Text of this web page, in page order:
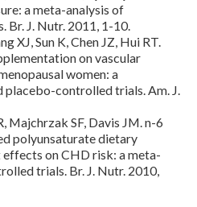
a meta-analysis of
J. Nutr. 2011, 1-10.
XJ, Sun K, Chen JZ, Hui RT.
on vascular
women: a
controlled trials. Am. J.
Majchrzak SF, Davis JM. n-6
polyunsaturate dietary
on CHD risk: a meta-
trials. Br. J. Nutr. 2010,